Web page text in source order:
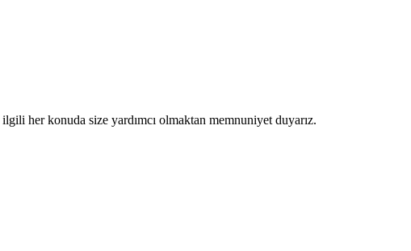
her konuda size yardımcı olmaktan memnuniyet duyarız.